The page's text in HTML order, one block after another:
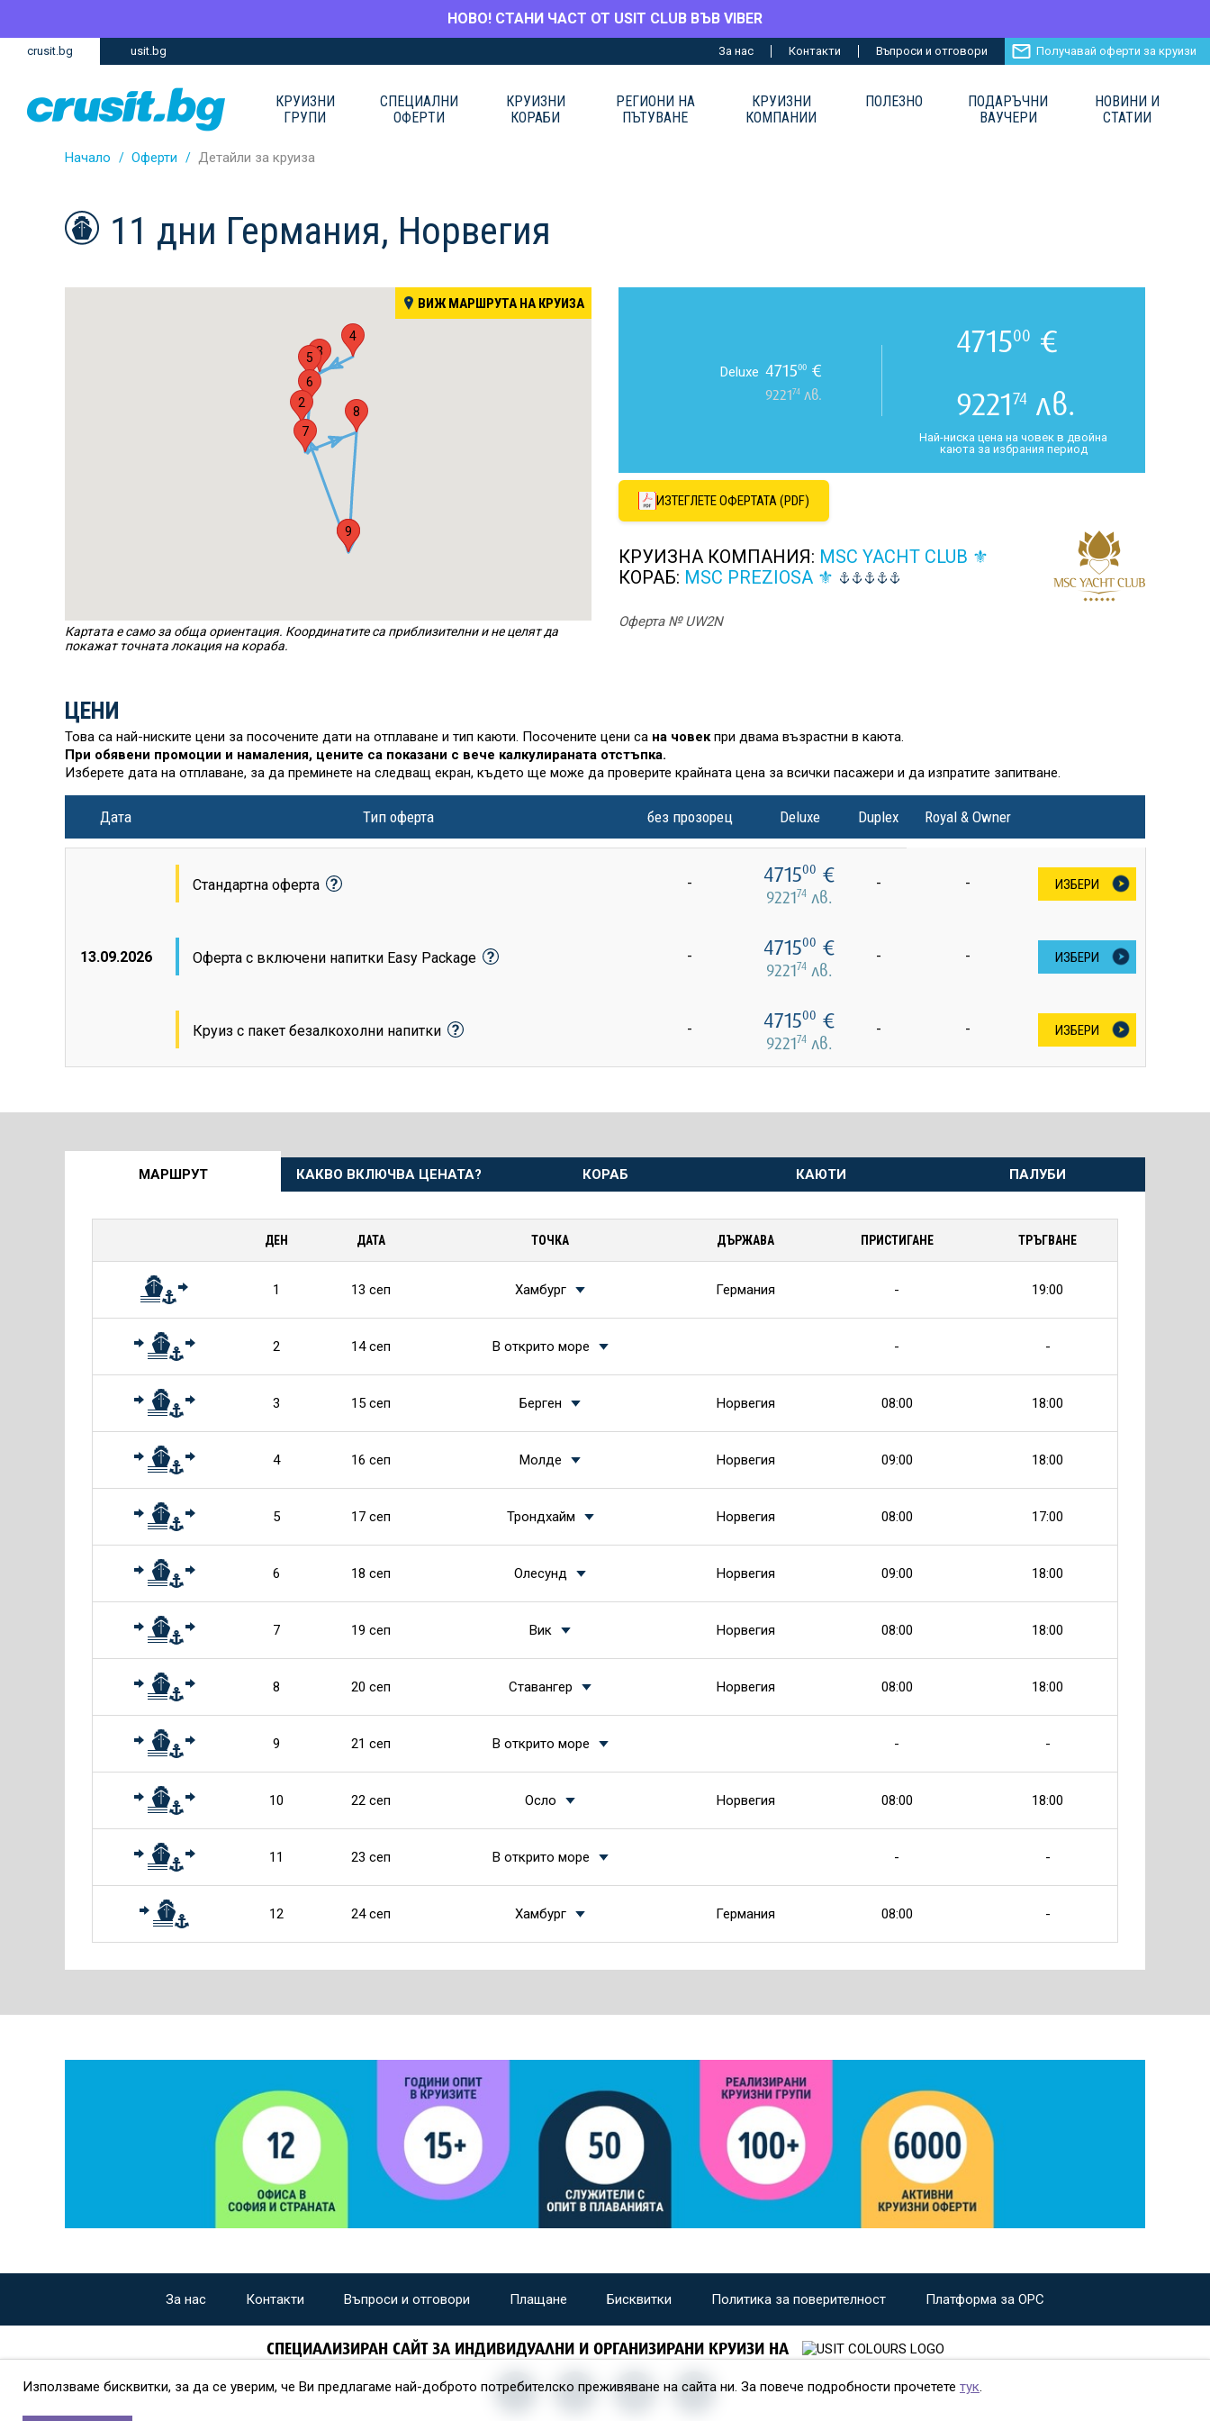
НОВО! СТАНИ ЧАСТ ОТ USIT CLUB ВЪВ VIBER
Премини
съдържание
Премини
crusit.bg usit.bg За нас Контакти Въпроси и отговори Получавай оферти за круизи
КРУИЗНИ
ГРУПИ
СПЕЦИАЛНИ
ОФЕРТИ
КРУИЗНИ
КОРАБИ
РЕГИОНИ НА
ПЪТУВАНЕ
КРУИЗНИ
КОМПАНИИ
ПОЛЕЗНО
ПОДАРЪЧНИ
ВАУЧЕРИ
НОВИНИ И
СТАТИИ
Начало Оферти Детайли за круиза
11 дни Германия, Норвегия
1
2
3
4
5
6
7
8
9
ВИЖ МАРШРУТА НА КРУИЗА
Картата е само за обща ориентация. Координатите са приблизителни и не целят да
покажат точната локация на кораба.
Deluxe 471500 €
922174 лв.
471500 €
922174 лв.
Най-ниска цена на човек в двойна
каюта за избрания период
ИЗТЕГЛЕТЕ ОФЕРТАТА (PDF)
КРУИЗНА КОМПАНИЯ: MSC YACHT CLUB ⚜
КОРАБ: MSC PREZIOSA ⚜
Оферта № UW2N
ЦЕНИ
Това са най-ниските цени за посочените дати на отплаване и тип каюти. Посочените цени са на човекпри двама възрастни в каюта.
При обявени промоции и намаления, цените са показани с вече калкулираната отстъпка.
Изберете дата на отплаване, за да преминете на следващ екран, където ще може да проверите крайната цена за всички пасажери и да изпратите запитване.
Дата Тип оферта без прозорец Deluxe Duplex Royal & Owner
13.09.2026
Стандартна оферта - 471500 €
922174 лв.
- - ИЗБЕРИ
Оферта с включени напитки Easy Package - 471500 €
922174 лв.
- - ИЗБЕРИ
Круиз с пакет безалкохолни напитки - 471500 €
922174 лв.
- - ИЗБЕРИ
МАРШРУТ КАКВО ВКЛЮЧВА ЦЕНАТА? КОРАБ КАЮТИ ПАЛУБИ
ДЕН ДАТА ТОЧКА ДЪРЖАВА ПРИСТИГАНЕ ТРЪГВАНЕ
1 13 сеп Хамбург Германия - 19:00
2 14 сеп В открито море - -
3 15 сеп Берген Норвегия 08:00 18:00
4 16 сеп Молде Норвегия 09:00 18:00
5 17 сеп Трондхайм Норвегия 08:00 17:00
6 18 сеп Олесунд Норвегия 09:00 18:00
7 19 сеп Вик Норвегия 08:00 18:00
8 20 сеп Ставангер Норвегия 08:00 18:00
9 21 сеп В открито море - -
10 22 сеп Осло Норвегия 08:00 18:00
11 23 сеп В открито море - -
12 24 сеп Хамбург Германия 08:00 -
За нас Контакти Въпроси и отговори Плащане Бисквитки Политика за поверителност Платформа за ОРС
СПЕЦИАЛИЗИРАН САЙТ ЗА ИНДИВИДУАЛНИ И ОРГАНИЗИРАНИ КРУИЗИ НА
Използваме бисквитки, за да се уверим, че Ви предлагаме най-доброто потребителско преживяване на сайта ни. За повече подробности прочетете тук.